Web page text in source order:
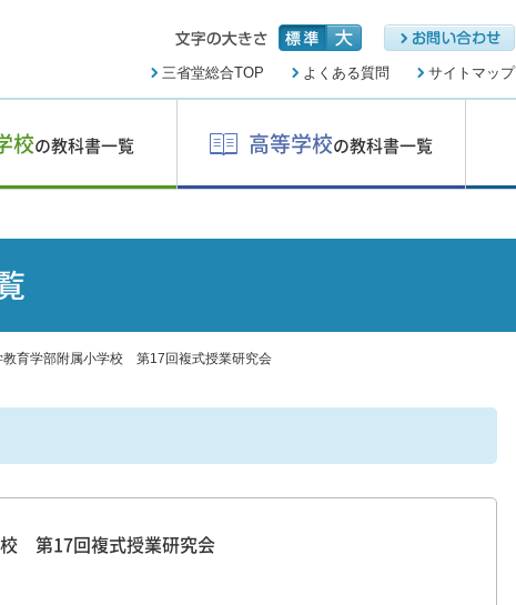
三省堂総合TOP よくある質問 サイトマップ
校の教科書一覧 高等学校の教科書一覧
教育学部附属小学校 第17回複式授業研究会
第17回複式授業研究会